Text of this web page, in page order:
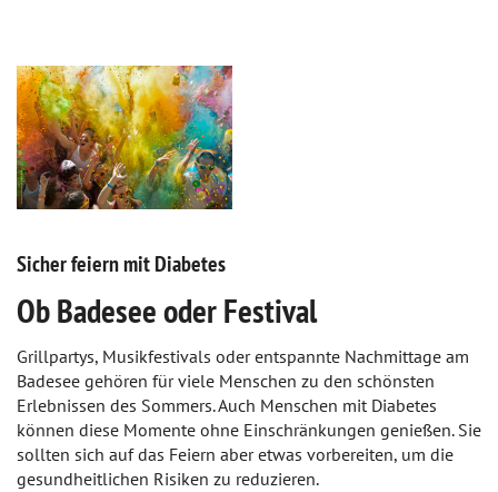
Sicher feiern mit Diabetes
Ob Badesee oder Festival
Grillpartys, Musikfestivals oder entspannte Nachmittage am
Badesee gehören für viele Menschen zu den schönsten
Erlebnissen des Sommers. Auch Menschen mit Diabetes
können diese Momente ohne Einschränkungen genießen. Sie
sollten sich auf das Feiern aber etwas vorbereiten, um die
gesundheitlichen Risiken zu reduzieren.